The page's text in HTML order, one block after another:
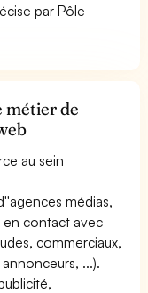
par Pôle
métier de
au sein
médias,
en contact avec
commerciaux,
...).